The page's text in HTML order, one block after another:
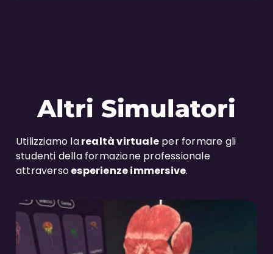
Altri Simulatori
Utilizziamo larealtà virtuale per formare gli
studenti della formazione professionale
attraversoesperienze immersive.